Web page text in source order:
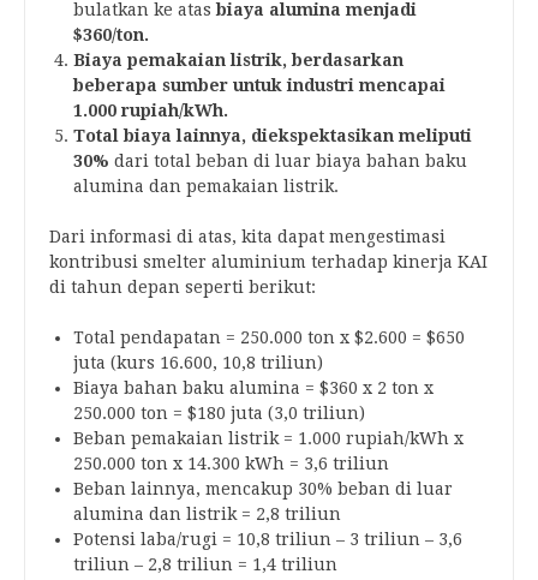
bulatkan ke atasbiaya alumina menjadi
$360/ton.
Biaya pemakaian listrik, berdasarkan
beberapa sumber untuk industri mencapai
1.000 rupiah/kWh.
Total biaya lainnya, diekspektasikan meliputi
30% dari total beban di luar biaya bahan baku
alumina dan pemakaian listrik.
Dari informasi di atas, kita dapat mengestimasi
kontribusi smelter aluminium terhadap kinerja KAI
di tahun depan seperti berikut:
Total pendapatan = 250.000 ton x $2.600 = $650
juta (kurs 16.600, 10,8 triliun)
Biaya bahan baku alumina = $360 x 2 ton x
250.000 ton = $180 juta (3,0 triliun)
Beban pemakaian listrik = 1.000 rupiah/kWh x
250.000 ton x 14.300 kWh = 3,6 triliun
Beban lainnya, mencakup 30% beban di luar
alumina dan listrik = 2,8 triliun
Potensi laba/rugi = 10,8 triliun – 3 triliun – 3,6
triliun – 2,8 triliun = 1,4 triliun